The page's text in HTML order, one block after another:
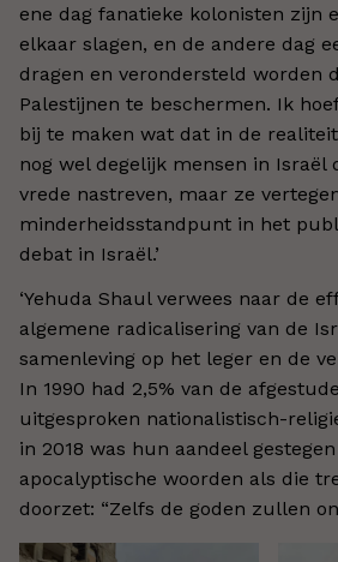
ene dag fanatieke kolonisten zijn
elkaar slagen, en de andere dag
dragen en verondersteld worden
Palestijnen te beschermen. Ik
bij te maken wat dat in de
nog wel degelijk mensen in Israël
vrede nastreven, maar ze
minderheidsstandpunt in het
debat in Israël.’
‘Yehuda Shaul verwees naar de
algemene radicalisering van de
samenleving op het leger en de
In 1990 had 2,5% van de
uitgesproken nationalistisch-
in 2018 was hun aandeel
apocalyptische woorden als die
doorzet: “Zelfs de goden zullen